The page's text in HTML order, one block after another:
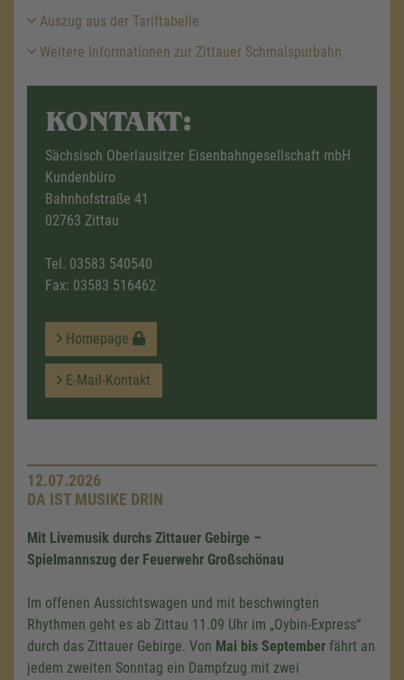
Auszug aus der Tariftabelle
Weitere Informationen zur Zittauer Schmalspurbahn
KONTAKT:
Sächsisch Oberlausitzer Eisenbahngesellschaft mbH
Kundenbüro
Bahnhofstraße 41
02763 Zittau
Tel. 03583 540540
Fax: 03583 516462
Homepage
E-Mail-Kontakt
12.07.2026
DA IST MUSIKE DRIN
Mit Livemusik durchs Zittauer Gebirge –
Spielmannszug der Feuerwehr Großschönau
Im offenen Aussichtswagen und mit beschwingten
Rhythmen geht es ab Zittau 11.09 Uhr im „Oybin-Express“
durch das Zittauer Gebirge. Von Mai bis September fährt an
jedem zweiten Sonntag ein Dampfzug mit zwei